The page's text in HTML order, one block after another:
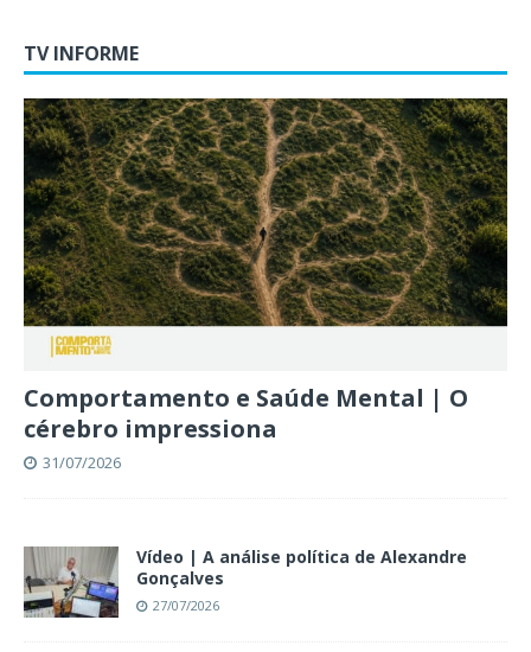
TV INFORME
Comportamento e Saúde Mental | O
cérebro impressiona
31/07/2026
Vídeo | A análise política de Alexandre
Gonçalves
27/07/2026